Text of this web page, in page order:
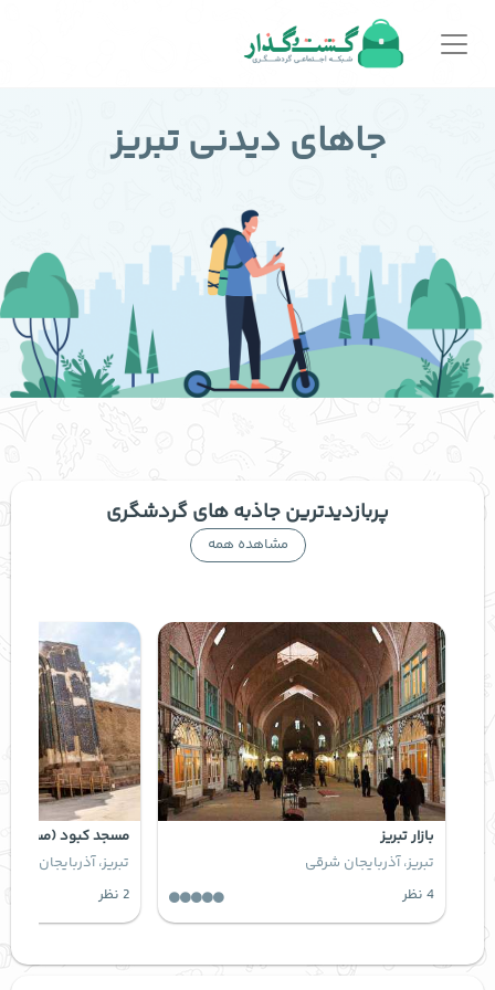
جاهای دیدنی تبریز
پربازدیدترین جاذبه های گردشگری
مشاهده همه
بازار تبریز
تبریز، آذربایجان شرقی
4 نظر
مسجد کبود (مسجد
تبریز، آذربایجان شرقی
2 نظر